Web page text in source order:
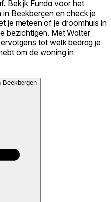
Bekijk Funda voor het
Beekbergen en check je
je meteen of je droomhuis in
bezichtigen. Met Walter
tot welk bedrag je
om de woning in
Beekbergen